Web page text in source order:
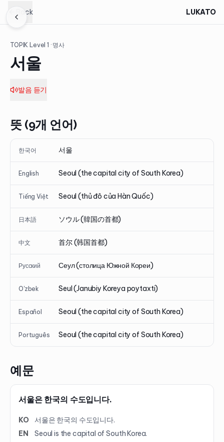
Back LUKATO
TOPIK Level1 · 명사
서울
발음 듣기
뜻 (9개 언어)
한국어 서울
English Seoul (the capital city of South Korea)
Tiếng Việt Seoul (thủ đô của Hàn Quốc)
日本語 ソウル (韓国の首都)
中文 首尔 (韩国首都)
Русский Сеул (столица Южной Кореи)
O'zbek Seul (Janubiy Koreya poytaxti)
Español Seoul (the capital city of South Korea)
Português Seoul (the capital city of South Korea)
예문
서울은 한국의 수도입니다.
KO
서울은 한국의 수도입니다.
EN
Seoul is the capital of South Korea.